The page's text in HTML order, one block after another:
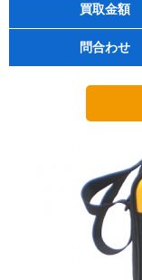
買取金額
問合わせ